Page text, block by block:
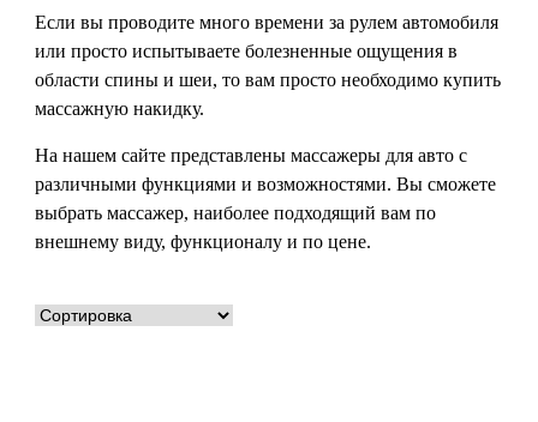
Если вы проводите много времени за рулем автомобиля
или просто испытываете болезненные ощущения в
области спины и шеи, то вам просто необходимо купить
массажную накидку.
На нашем сайте представлены массажеры для авто с
различными функциями и возможностями. Вы сможете
выбрать массажер, наиболее подходящий вам по
внешнему виду, функционалу и по цене.